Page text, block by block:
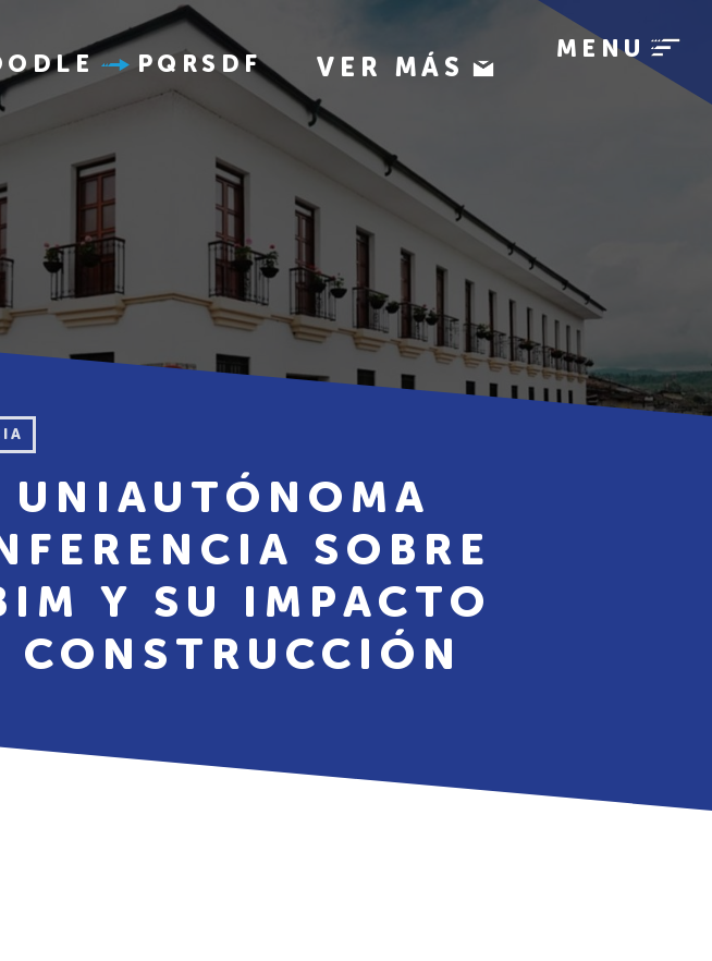
PQRSDF VER MÁS
MENU
SOBRE
Y SU IMPACTO
CONSTRUCCIÓN